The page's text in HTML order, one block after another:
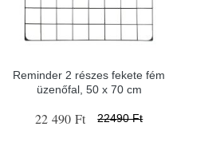
Reminder 2 részes fekete fém
üzenőfal, 50 x 70 cm
22 490 Ft 22490 Ft